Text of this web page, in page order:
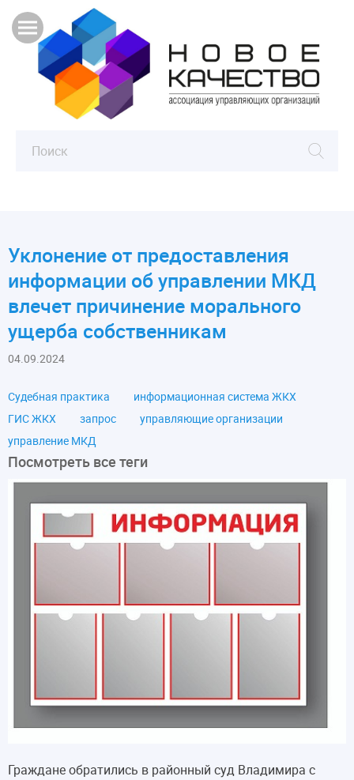
Уклонение от предоставления
информации об управлении МКД
влечет причинение морального
ущерба собственникам
04.09.2024
Судебная практика
информационная система ЖКХ
ГИС ЖКХ
запрос
управляющие организации
управление МКД
Посмотреть все теги
Граждане обратились в районный суд Владимира с